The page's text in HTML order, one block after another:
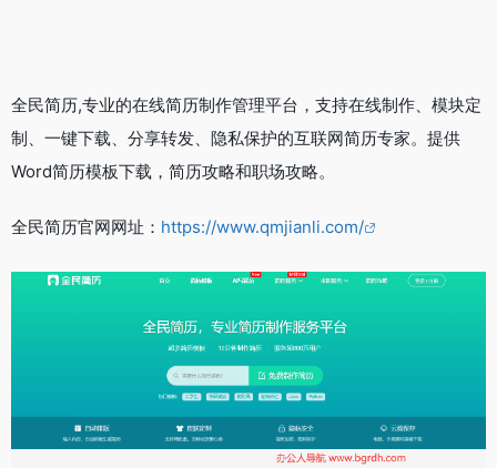
全民简历,专业的在线简历制作管理平台，支持在线制作、模块定
制、一键下载、分享转发、隐私保护的互联网简历专家。提供
Word简历模板下载，简历攻略和职场攻略。
全民简历官网网址： https://www.qmjianli.com/